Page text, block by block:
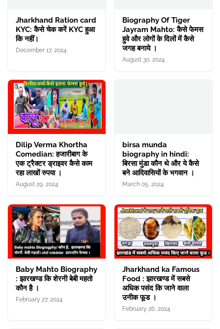
Jharkhand Ration card
KYC: कैसे चेक करें KYC हुआ
कि नहीं।
December 17, 2024
Biography Of Tiger
Jayram Mahto: कैसे फेमस
हुवे और लोगों के दिलों में कैसे
जगह बनाये ।
August 30, 2024
Dilip Verma Khortha
Comedian: हजारीबाग के
एक ट्रैक्टर ड्राइवर कैसे काम
रहा लाखों रुपया ।
August 29, 2024
birsa munda
biography in hindi:
बिरसा मुंडा कौन थे और ये कैसे
बने आदिवासियों के भगवान ।
March 05, 2024
Baby Mahto Biography
: झारखण्ड कि शेरनी बेबी महतो
कौन है ।
February 27, 2024
Jharkhand ka Famous
Food : झारखण्ड में सबसे
अधिक पसंद कि जाने वाला
उनीक फूड ।
February 26, 2024